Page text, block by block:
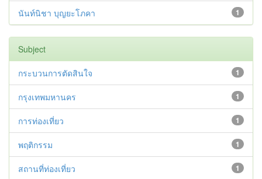
1
นันท์นิชา บุญยะโภคา
Subject
1
กระบวนการตัดสินใจ
1
กรุงเทพมหานคร
1
การท่องเที่ยว
1
พฤติกรรม
1
สถานที่ท่องเที่ยว